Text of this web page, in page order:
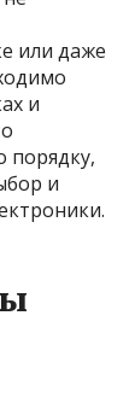
или даже
и
порядку,
и